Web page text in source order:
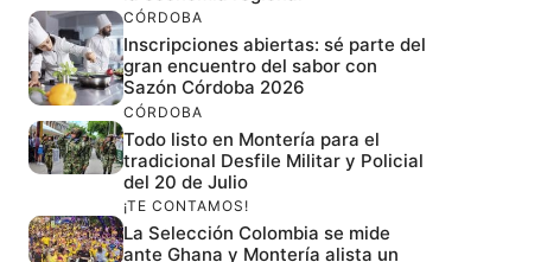
CÓRDOBA
Inscripciones abiertas: sé parte del
gran encuentro del sabor con
Sazón Córdoba 2026
CÓRDOBA
Todo listo en Montería para el
tradicional Desfile Militar y Policial
del 20 de Julio
¡TE CONTAMOS!
La Selección Colombia se mide
ante Ghana y Montería alista un